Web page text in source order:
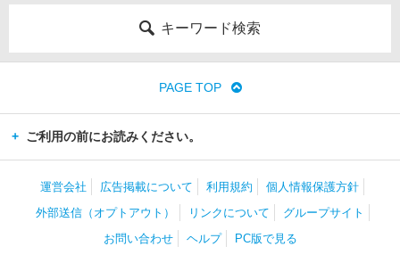
キーワード検索
PAGE TOP
ご利用の前にお読みください。
運営会社 広告掲載について 利用規約
個人情報保護方針
外部送信（オプトアウト）
リンクについて
グループサイト
お問い合わせ
ヘルプ PC版で見る